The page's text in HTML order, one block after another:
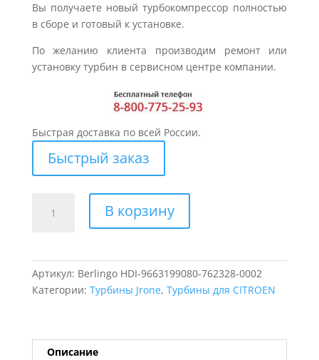
Вы получаете новый турбокомпрессор полностью
в сборе и готовый к установке.
По желанию клиента производим ремонт или
установку турбин в сервисном центре компании.
Быстрая доставка по всей России.
Быстрый заказ
товара
Berlingo
9663199080
В корзину
Артикул: Berlingo HDI-9663199080-762328-0002
Категории: Турбины Jrone, Турбины для CITROEN
Описание